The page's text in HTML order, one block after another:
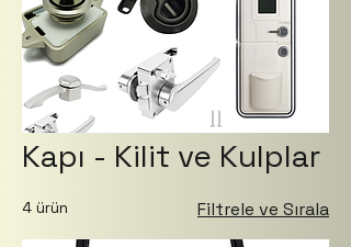
Kapı - Kilit ve Kulplar
4 ürün Filtrele ve Sırala